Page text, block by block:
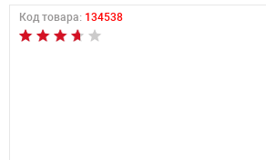
Код товара: 134538